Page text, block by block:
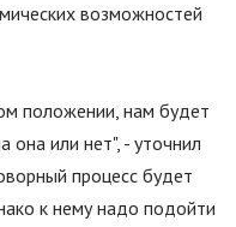
возможностей
положении, нам будет
она или нет", - уточнил
процесс будет
к нему надо подойти